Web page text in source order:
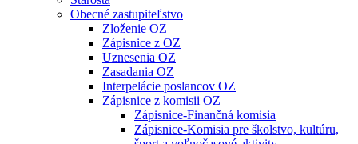
Obecné zastupiteľstvo
Zloženie OZ
Zápisnice z OZ
Uznesenia OZ
Zasadania OZ
Interpelácie poslancov OZ
Zápisnice z komisii OZ
Zápisnice-Finančná komisia
Zápisnice-Komisia pre školstvo, kultúru,